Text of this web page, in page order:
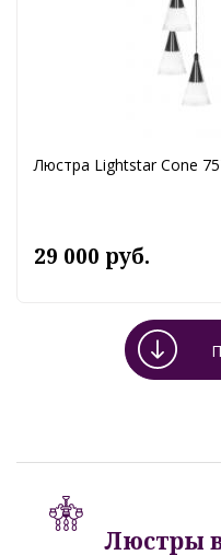
Люстра Lightstar Cone
29 000 руб.
Люстры